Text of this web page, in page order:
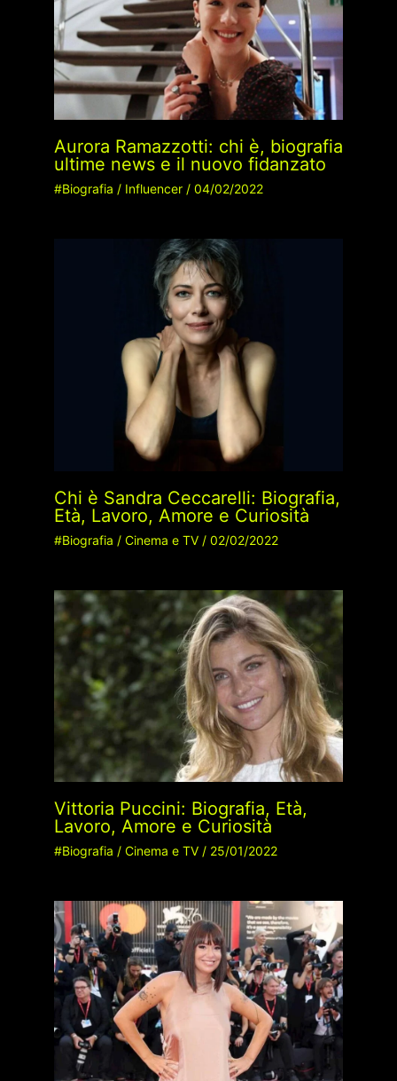
Aurora Ramazzotti: chi è, biografia
ultime news e il nuovo fidanzato
#Biografia / Influencer/ 04/02/2022
Chi è Sandra Ceccarelli: Biografia,
Età, Lavoro, Amore e Curiosità
#Biografia / Cinema e TV/ 02/02/2022
Vittoria Puccini: Biografia, Età,
Lavoro, Amore e Curiosità
#Biografia / Cinema e TV/ 25/01/2022